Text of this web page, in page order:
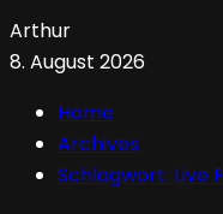
Arthur
8. August 2026
Home
Archives
Schlagwort: Live